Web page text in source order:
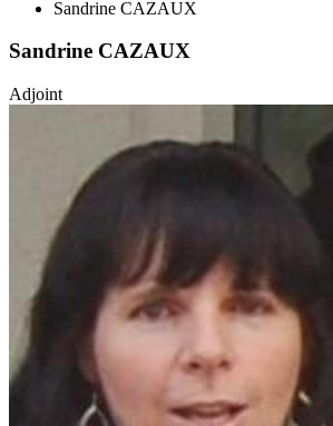
Sandrine CAZAUX
Sandrine CAZAUX
Adjoint